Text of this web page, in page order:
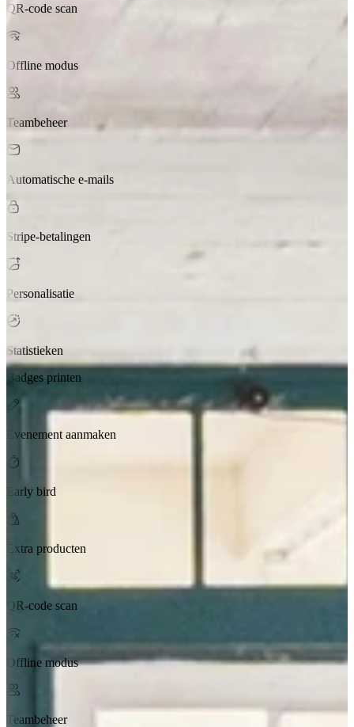
QR-code scan
Offline modus
Teambeheer
Automatische e-mails
Stripe-betalingen
Personalisatie
Statistieken
Badges printen
Evenement aanmaken
Early bird
Extra producten
QR-code scan
Offline modus
Teambeheer